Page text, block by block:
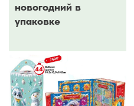
новогодний в
упаковке